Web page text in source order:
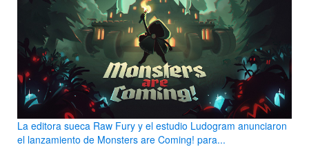
La editora sueca Raw Fury y el estudio Ludogram anunciaron
el lanzamiento de Monsters are Coming! para...